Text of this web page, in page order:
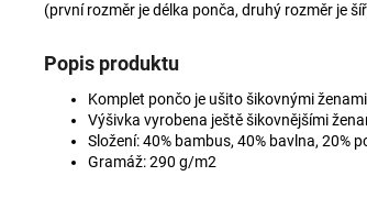
(první rozměr je délka ponča, druhý rozměr je
Popis produktu
Komplet pončo je ušito šikovnými ženami
Výšivka vyrobena ještě šikovnějšími
Složení: 40% bambus, 40% bavlna, 20%
Gramáž: 290 g/m2